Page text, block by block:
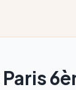
Paris